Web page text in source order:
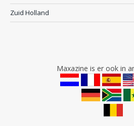
Zuid Holland
Maxazine is er ook in